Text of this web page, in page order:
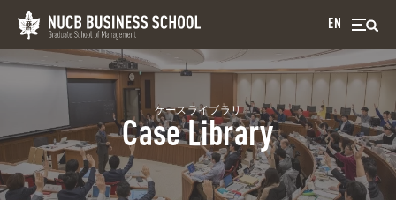
EN
ケースライブラリ
Case Library